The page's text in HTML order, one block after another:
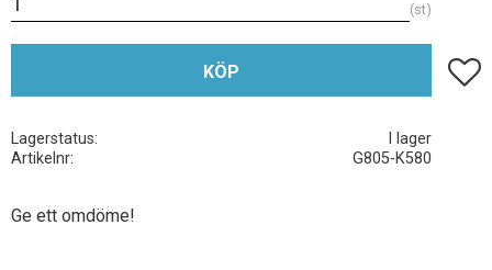
st
KÖP Lägg
Lagerstatus
I lager
Artikelnr
G805-K580
Ge ett omdöme!